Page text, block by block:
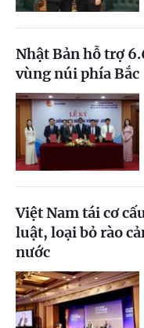
Nhật Bản hỗ trợ
vùng núi phía Bắc
Việt Nam tái cơ
luật, loại bỏ rào
nước